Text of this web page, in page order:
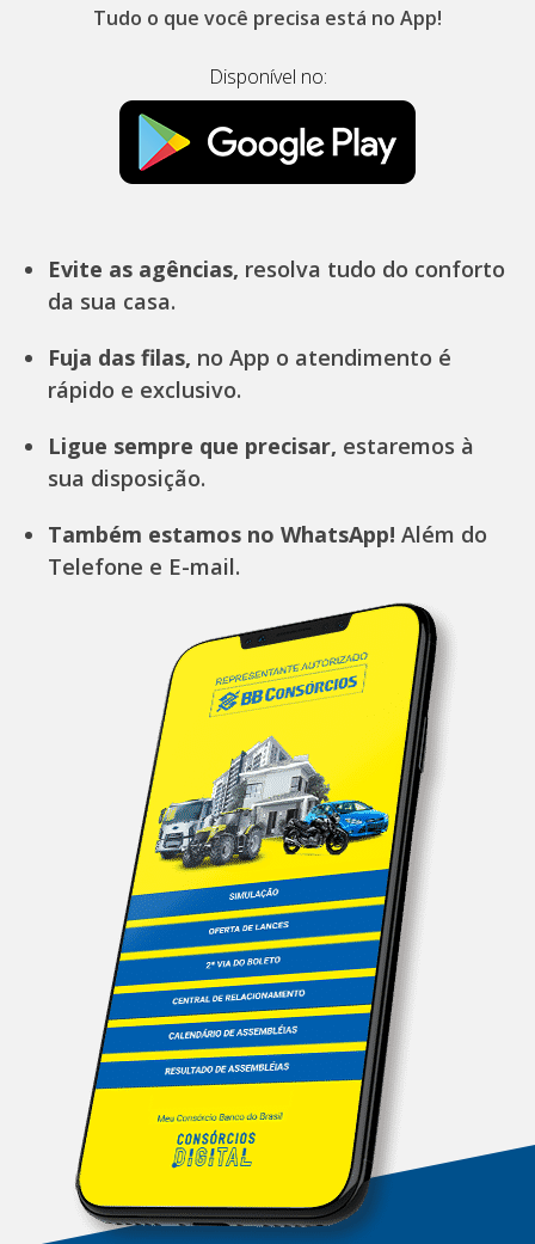
Tudo o que você precisa está no App!
Disponível no:
Evite as agências, resolva tudo do conforto
da sua casa.
Fuja das filas, no App o atendimento é
rápido e exclusivo.
Ligue sempre que precisar, estaremos à
sua disposição.
Também estamos no WhatsApp! Além do
Telefone e E-mail.